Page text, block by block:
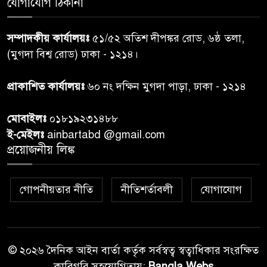
অনুশ্রীর, মিলল হারমোনিয়াম
উপহার
৭
২০ আগস্ট রাষ্ট্রপতি নির্বাচন,
বান্দরবান বিজিবি সেক্টর সদর দপ্তর
৯
বান্দরবানের লংলেই পাড়ায়
পাম্প উদ্বোধন
সম্পাদকীয় কার্যালয়ঃ ৫১/৫২ অতিশ দীপঙ্কর রোড, ৬ষ্ঠ তলা,
(মুগদা বিশ্ব রোড) ঢাকা - ১২১৪।
প্রাকাশিত কার্যালয়ঃ৬০ নং দক্ষিন মুগদা পাড়া, ঢাকা - ১২১৪
মোবাইলঃ ০১৮১৯২৩১৪৮৮
ই-মেইলঃ ainbartabd @gmail.com
প্রয়োজনীয় লিঙ্ক
গোপনীয়তার নীতি নীতিশর্তাবলী যোগাযোগ
© ২০২৬ দৈনিক আইন বার্তা কর্তৃক সর্বস্বত্ব স্বত্বাধিকার সংরক্ষিত